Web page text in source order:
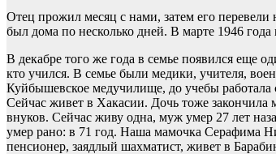
Отец прожил месяц с нами, затем его
был дома по несколько дней. В марте 1946
В декабре того же года в семье появился еще
кто учился. В семье были медики, учителя,
Куйбышевское медучилище, до учебы
Сейчас живет в Хакасии. Дочь тоже
внуков. Сейчас живу одна, муж умер 27 лет
умер рано: в 71 год. Наша мамочка Серафима
пенсионер, заядлый шахматист, живет в